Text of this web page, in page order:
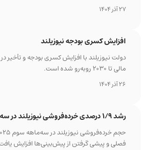
افزایش کسری بودجه نیوزیلند
دولت نیوزیلند با افزایش کسری بودجه و تأخیر در
مالی تا ۲۰۳۰ روبه‌رو شده است.
رشد ۱/۹ درصدی خرده‌فروشی نیوزیلند در سه‌ماهه سوم
فصلی و پیشی گرفتن از پیش‌بینی‌ها افزایش یافت.